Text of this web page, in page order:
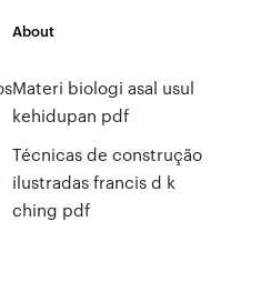
About
Materi biologi asal usul
kehidupan pdf
Técnicas de construção
ilustradas francis d k
ching pdf